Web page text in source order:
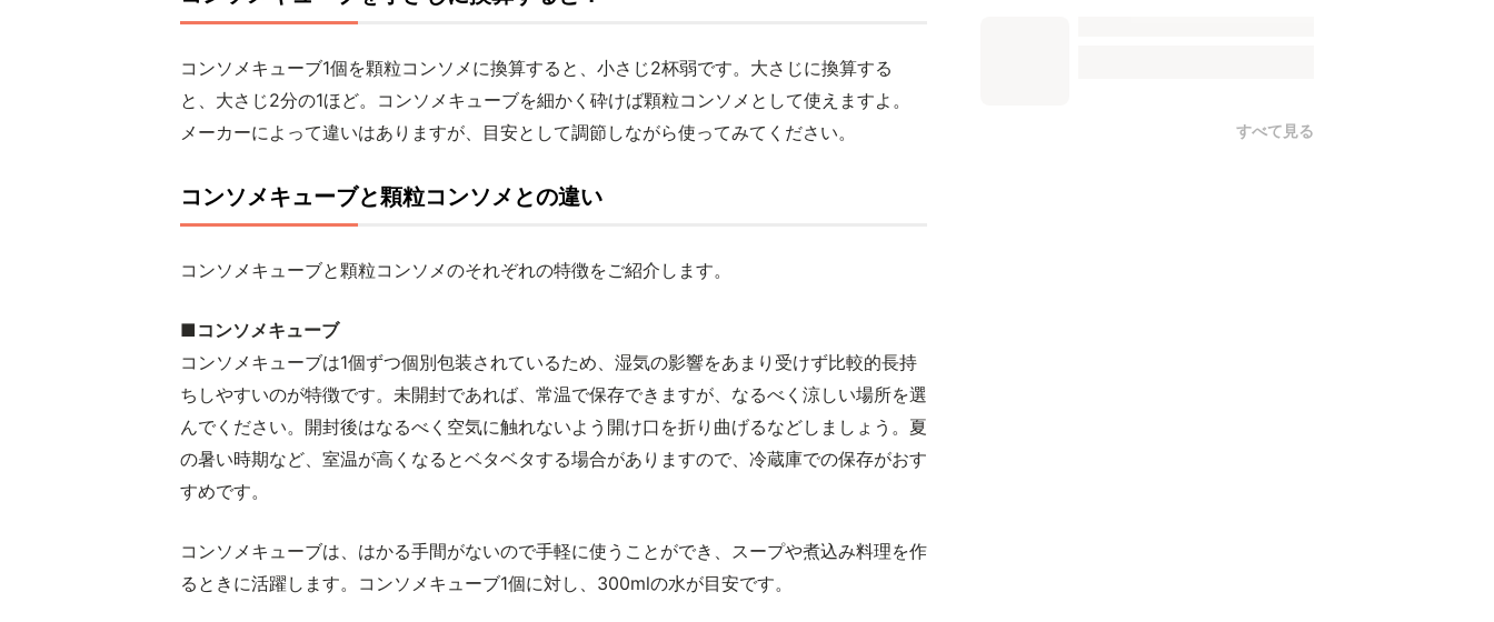
コンソメキューブ1個を顆粒コンソメに換算すると、小さじ2杯弱です。大さじに換算する
と、大さじ2分の1ほど。コンソメキューブを細かく砕けば顆粒コンソメとして使えますよ。
メーカーによって違いはありますが、目安として調節しながら使ってみてください。
コンソメキューブと顆粒コンソメとの違い
コンソメキューブと顆粒コンソメのそれぞれの特徴をご紹介します。
■コンソメキューブ
コンソメキューブは1個ずつ個別包装されているため、湿気の影響をあまり受けず比較的長持
ちしやすいのが特徴です。未開封であれば、常温で保存できますが、なるべく涼しい場所を選
んでください。開封後はなるべく空気に触れないよう開け口を折り曲げるなどしましょう。夏
の暑い時期など、室温が高くなるとベタベタする場合がありますので、冷蔵庫での保存がおす
すめです。
コンソメキューブは、はかる手間がないので手軽に使うことができ、スープや煮込み料理を作
るときに活躍します。コンソメキューブ1個に対し、300mlの水が目安です。
すべて見る